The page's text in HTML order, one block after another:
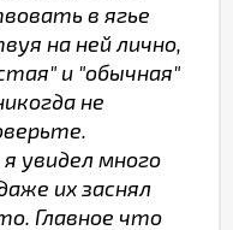
в ягье
на ней лично,
и "обычная"
не
увидел много
их заснял
Главное что